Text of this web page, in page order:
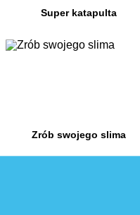
Super katapulta
Zrób swojego slima